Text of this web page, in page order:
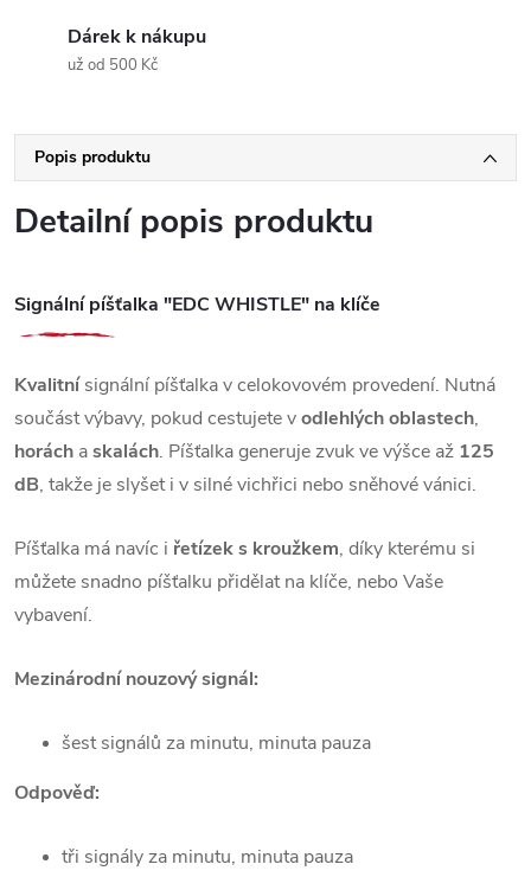
Dárek k nákupu
už od 500 Kč
Popis produktu
Detailní popis produktu
Signální píšťalka "EDC WHISTLE" na klíče
Kvalitnísignální píšťalka v celokovovém provedení. Nutná
součást výbavy, pokud cestujete vodlehlých oblastech,
horách askalách. Píšťalka generuje zvuk ve výšce až 125
dB, takže je slyšet i v silné vichřici nebo sněhové vánici.
Píšťalka má navíc i řetízek s kroužkem, díky kterému si
můžete snadno píšťalku přidělat na klíče, nebo Vaše
vybavení.
Mezinárodní nouzový signál:
šest signálů za minutu, minuta pauza
Odpověď:
tři signály za minutu, minuta pauza